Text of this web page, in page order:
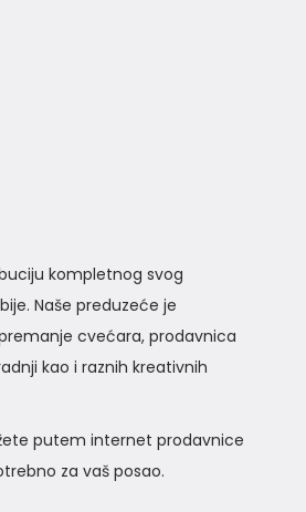
kompletnog svog
Naše preduzeće je
cvećara, prodavnica
kao i raznih kreativnih
putem internet prodavnice
za vaš posao.